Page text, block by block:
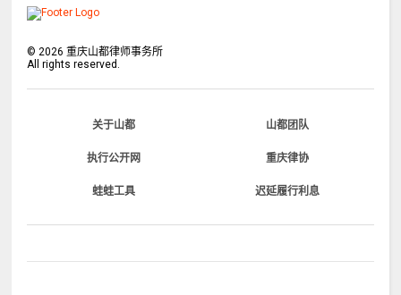
©2026 重庆山都律师事务所
All rights reserved.
关于山都 山都团队
执行公开网 重庆律协
蛙蛙工具 迟延履行利息